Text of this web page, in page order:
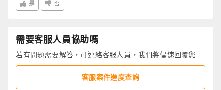
是 否
需要客服人員協助嗎
若有問題需要解答，可連絡客服人員，我們將儘速回覆您
客服案件進度查詢